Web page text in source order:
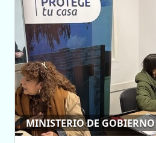
MINISTERIO DE GOBIERNO